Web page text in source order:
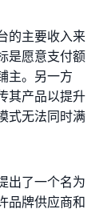
的主要收入来
是愿意支付额
主。另一方
其产品以提升
式无法同时满
出了一个名为
品牌供应商和